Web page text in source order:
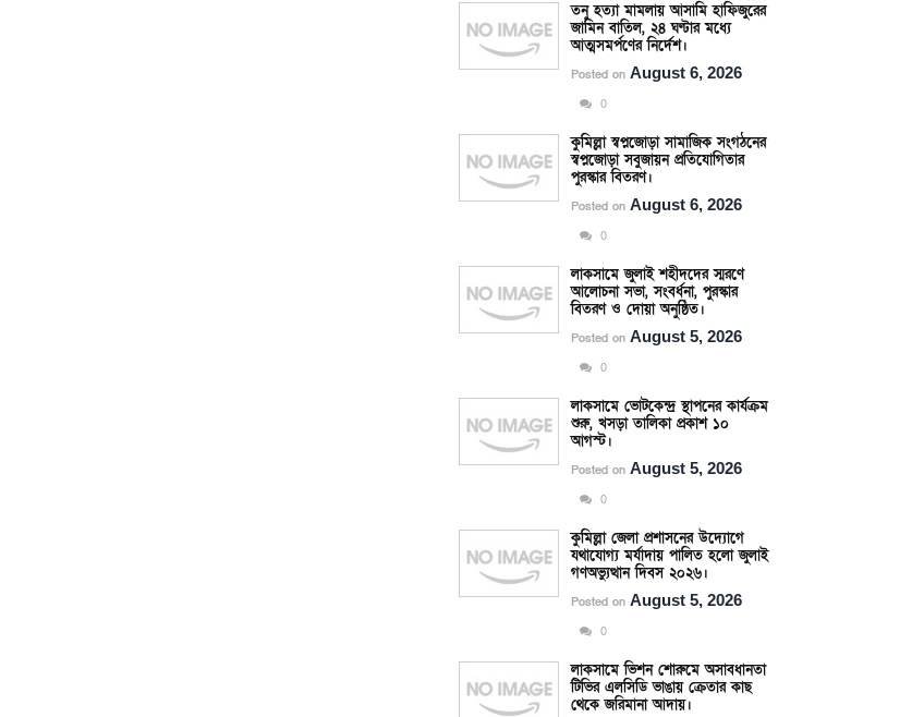
তনু হত্যা মামলায় আসামি হাফিজুরের
জামিন বাতিল, ২৪ ঘণ্টার মধ্যে
আত্মসমর্পণের নির্দেশ।
Posted onAugust 6, 2026
0
কুমিল্লা স্বপ্নজোড়া সামাজিক সংগঠনের
স্বপ্নজোড়া সবুজায়ন প্রতিযোগিতার
পুরস্কার বিতরণ।
Posted onAugust 6, 2026
0
লাকসামে জুলাই শহীদদের স্মরণে
আলোচনা সভা, সংবর্ধনা, পুরস্কার
বিতরণ ও দোয়া অনুষ্ঠিত।
Posted onAugust 5, 2026
0
লাকসামে ভোটকেন্দ্র স্থাপনের কার্যক্রম
শুরু, খসড়া তালিকা প্রকাশ ১০
আগস্ট।
Posted onAugust 5, 2026
0
কুমিল্লা জেলা প্রশাসনের উদ্যোগে
যথাযোগ্য মর্যাদায় পালিত হলো জুলাই
গণঅভ্যুত্থান দিবস ২০২৬।
Posted onAugust 5, 2026
0
লাকসামে ভিশন শোরুমে অসাবধানতা
টিভির এলসিডি ভাঙায় ক্রেতার কাছ
থেকে জরিমানা আদায়।